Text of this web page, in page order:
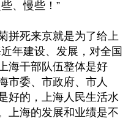
、慢些！”
拼死来京就是为了给上
年建设、发展，对全国
海干部队伍整体是好
市委、市政府、市人
好的，上海人民生活水
上海的发展和业绩是不